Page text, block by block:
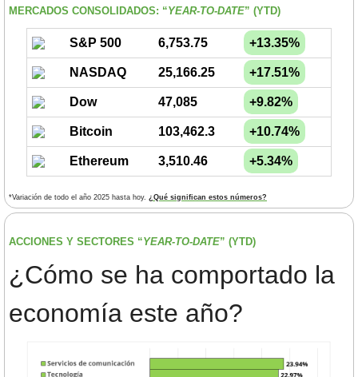
MERCADOS CONSOLIDADOS: “YEAR-TO-DATE” (YTD)
S&P 500 6,753.75 +13.35%
NASDAQ 25,166.25 +17.51%
Dow 47,085 +9.82%
Bitcoin 103,462.3 +10.74%
Ethereum 3,510.46 +5.34%
*Variación de todo el año 2025 hasta hoy. ¿Qué significan estos números?
ACCIONES Y SECTORES “YEAR-TO-DATE” (YTD)
¿Cómo se ha comportado la
economía este año?